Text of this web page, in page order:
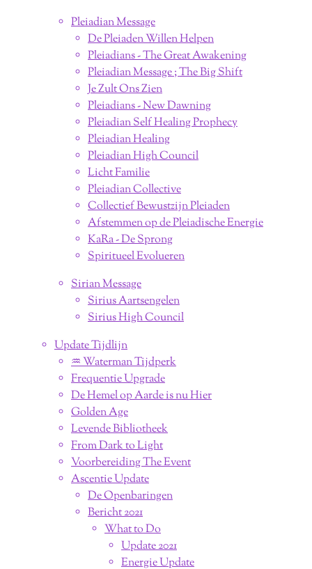
Pleiadian Message
De Pleiaden Willen Helpen
Pleiadians - The Great Awakening
Pleiadian Message ; The Big Shift
Je Zult Ons Zien
Pleiadians - New Dawning
Pleiadian Self Healing Prophecy
Pleiadian Healing
Pleiadian High Council
Licht Familie
Pleiadian Collective
Collectief Bewustzijn Pleiaden
Afstemmen op de Pleiadische Energie
KaRa - De Sprong
Spiritueel Evolueren
Sirian Message
Sirius Aartsengelen
Sirius High Council
Update Tijdlijn
♒︎ Waterman Tijdperk
Frequentie Upgrade
De Hemel op Aarde is nu Hier
Golden Age
Levende Bibliotheek
From Dark to Light
Voorbereiding The Event
Ascentie Update
De Openbaringen
Bericht 2021
What to Do
Update 2021
Energie Update